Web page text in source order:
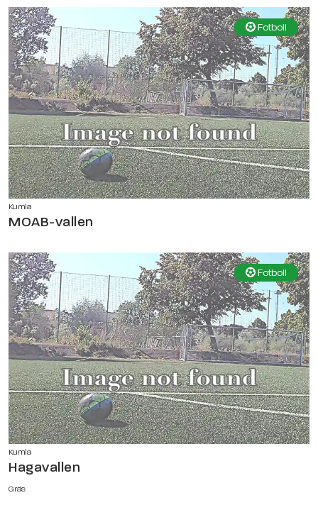
Fotboll
Kumla
MOAB-vallen
Fotboll
Kumla
Hagavallen
Gräs